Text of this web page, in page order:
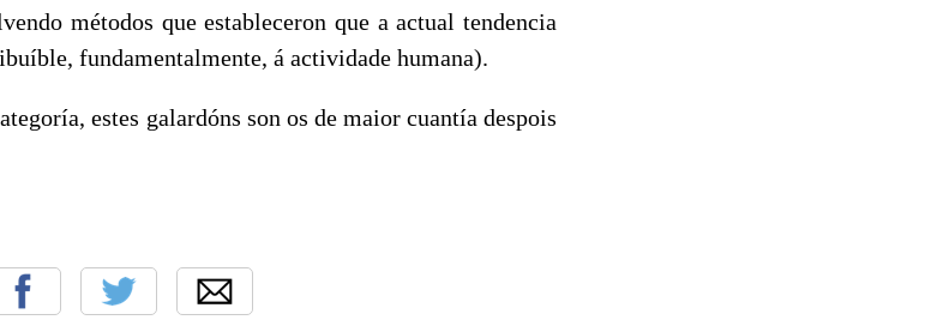
métodos que estableceron que a actual tendencia
fundamentalmente, á actividade humana).
estes galardóns son os de maior cuantía despois